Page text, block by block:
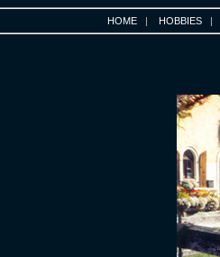
HOME | HOBBIES |